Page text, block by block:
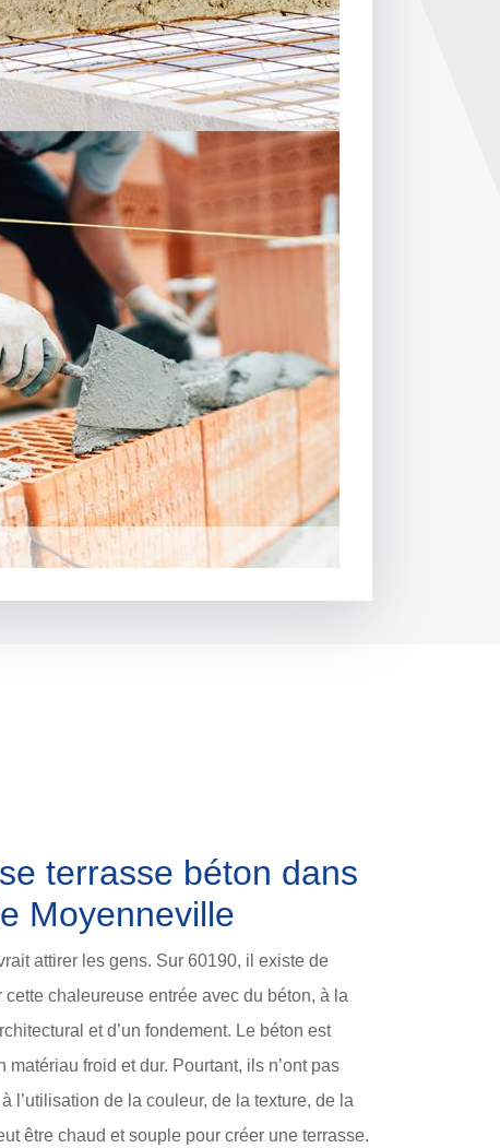
terrasse béton dans
Moyenneville
attirer les gens. Sur 60190, il existe de
chaleureuse entrée avec du béton, à la
et d’un fondement. Le béton est
matériau froid et dur. Pourtant, ils n’ont pas
l’utilisation de la couleur, de la texture, de la
être chaud et souple pour créer une terrasse.